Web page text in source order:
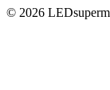
© 2026